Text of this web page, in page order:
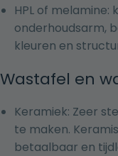
HPL of
onderhoudsarm,
kleuren en
Wastafel en
Keramiek: Zeer
te maken.
betaalbaar en